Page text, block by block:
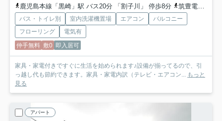
鹿児島本線「黒崎」駅 バス20分 「割子川」 停歩8分
筑豊電気鉄道「永犬丸」駅 徒歩36分
バス・トイレ別 室内洗濯機置場 エアコン
バルコニー
フローリング
電気有
仲手無料 敷0 即入居可
家具・家電付きですぐに生活を始められます♪設備が揃ってるので、引
っ越し代も節約できます。家具・家電内訳（テレビ・エアコン... もっと
見る
アパート